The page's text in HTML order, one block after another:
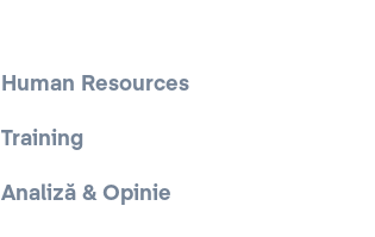
Human Resources
Training
Analiză & Opinie